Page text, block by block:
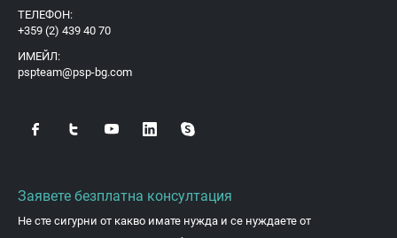
ТЕЛЕФОН:
+359 (2) 439 40 70
ИМЕЙЛ:
pspteam@psp-bg.com
Заявете безплатна консултация
Не сте сигурни от какво имате нужда и се нуждаете от